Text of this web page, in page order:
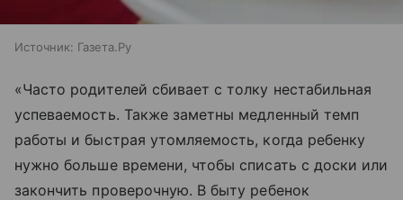
Источник: Газета.Ру
«Часто родителей сбивает с толку нестабильная
успеваемость. Также заметны медленный темп
работы и быстрая утомляемость, когда ребенку
нужно больше времени, чтобы списать с доски или
закончить проверочную. В быту ребенок